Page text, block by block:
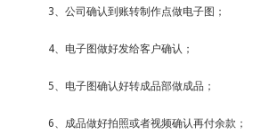
3、公司确认到账转制作点做电子图；
4、电子图做好发给客户确认；
5、电子图确认好转成品部做成品；
6、成品做好拍照或者视频确认再付余款；